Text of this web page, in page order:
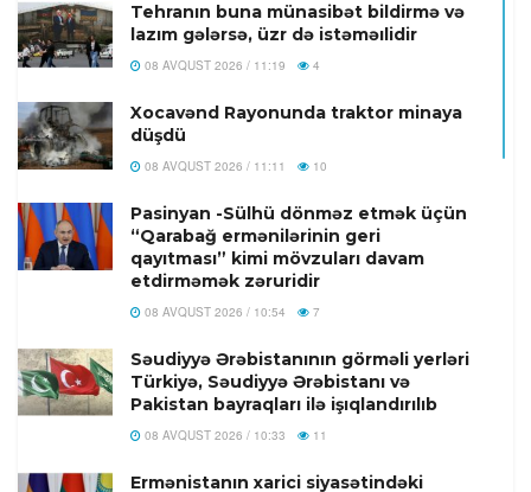
Tehranın buna münasibət bildirmə və
lazım gələrsə, üzr də istəməılidir
08 AVQUST 2026 / 11:19 4
Xocavənd Rayonunda traktor minaya
düşdü
08 AVQUST 2026 / 11:11 10
Pasinyan -Sülhü dönməz etmək üçün
“Qarabağ ermənilərinin geri
qayıtması” kimi mövzuları davam
etdirməmək zəruridir
08 AVQUST 2026 / 10:54 7
Səudiyyə Ərəbistanının görməli yerləri
Türkiyə, Səudiyyə Ərəbistanı və
Pakistan bayraqları ilə işıqlandırılıb
08 AVQUST 2026 / 10:33 11
Ermənistanın xarici siyasətindəki